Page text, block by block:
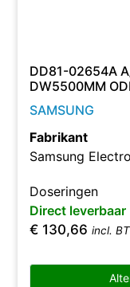
DD81-02654A
DW5500MM
SAMSUNG
Fabrikant
Samsung
Doseringen
Direct leverbaar
€ 130,66 incl.